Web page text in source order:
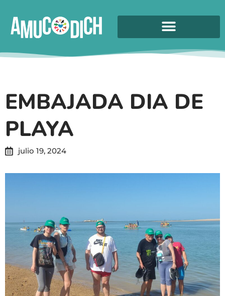
EMBAJADA DIA DE
PLAYA
julio 19, 2024